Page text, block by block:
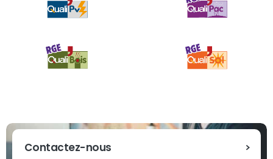
Contactez-nous